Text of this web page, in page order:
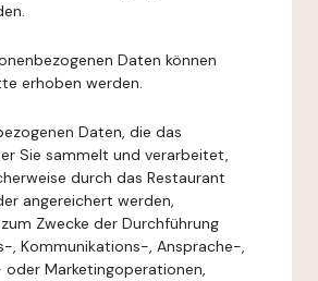
Daten können
erhoben werden.
Daten, die das
Sie sammelt und verarbeitet,
durch das Restaurant
angereichert werden,
Zwecke der Durchführung
, Kommunikations-, Ansprache-,
Marketingoperationen,